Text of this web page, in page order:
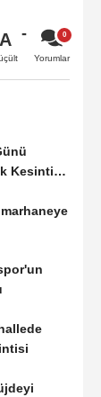
A
Yorumlar
Kesintisi